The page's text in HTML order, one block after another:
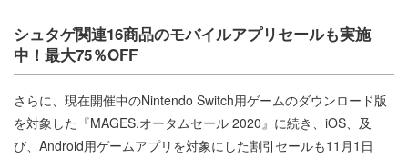
シュタゲ関連16商品のモバイルアプリセールも実施
中！最大75％OFF
さらに、現在開催中のNintendo Switch用ゲームのダウンロード版
を対象した『MAGES.オータムセール 2020』に続き、iOS、及
び、Android用ゲームアプリを対象にした割引セールも11月1日